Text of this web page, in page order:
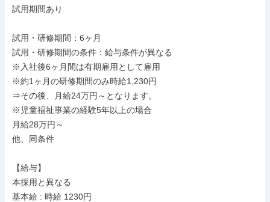
試用期間あり
試用・研修期間：6ヶ月
試用・研修期間の条件：給与条件が異なる
※入社後6ヶ月間は有期雇用として雇用
※約1ヶ月の研修期間のみ時給1,230円
⇒その後、月給24万円～となります。
※児童福祉事業の経験5年以上の場合
月給28万円～
他、同条件
【給与】
本採用と異なる
基本給 : 時給 1230円